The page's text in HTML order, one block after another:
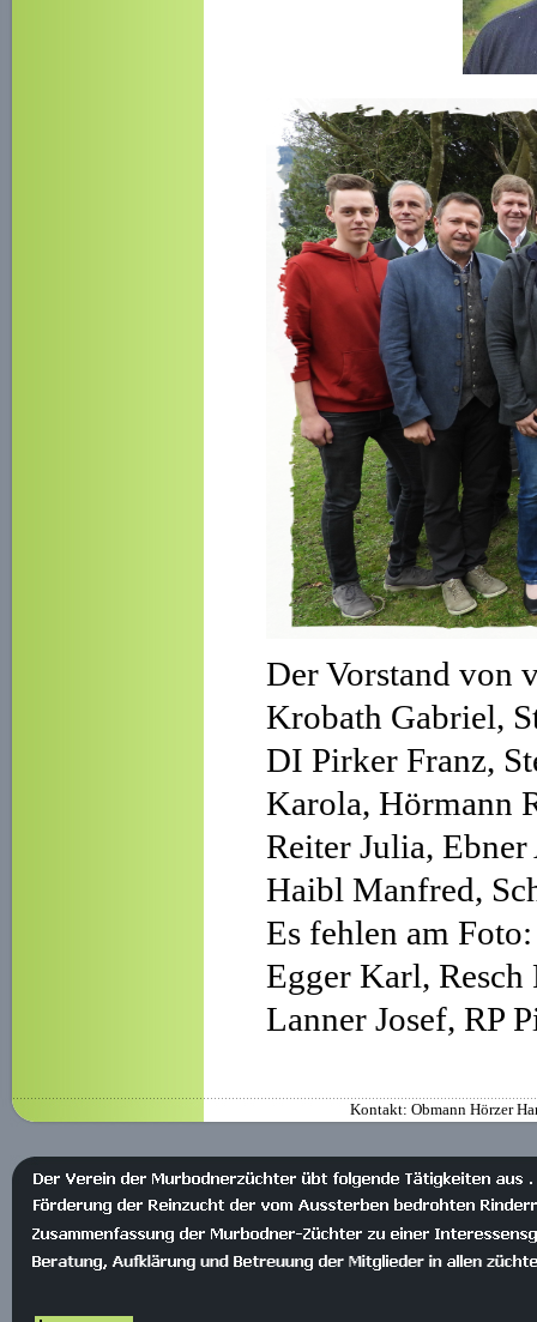
Der Vorstand von
Krobath Gabriel,
DI Pirker Franz,
Karola, Hörmann
Reiter Julia,
Haibl Manfred,
Es fehlen am Foto:
Egger Karl,
Lanner Josef, RP
Kontakt: Obmann Hörzer